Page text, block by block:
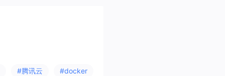
#腾讯云 #docker